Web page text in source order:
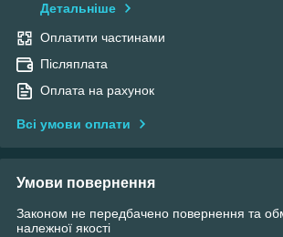
Детальніше
Оплатити частинами
Післяплата
Оплата на рахунок
Всі умови оплати
Умови повернення
Законом не передбачено повернення та
належної якості